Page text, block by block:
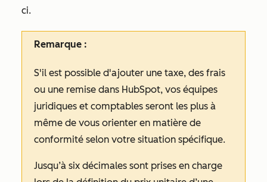
ci.
Remarque :
S'il est possible d'ajouter une taxe, des frais
ou une remise dans HubSpot, vos équipes
juridiques et comptables seront les plus à
même de vous orienter en matière de
conformité selon votre situation spécifique.
Jusqu’à six décimales sont prises en charge